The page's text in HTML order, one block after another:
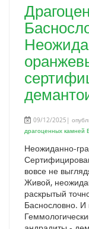
09/12/2025|
драгоценных камней
Неожиданно-
вовсе не
Живой,
раскрытый
Баснословно.